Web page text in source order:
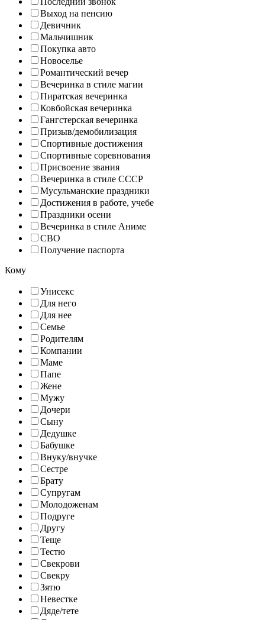
Выход на пенсию
Девичник
Мальчишник
Покупка авто
Новоселье
Романтический вечер
Вечеринка в стиле магии
Пиратская вечеринка
Ковбойская вечеринка
Гангстерская вечеринка
Призыв/демобилизация
Спортивные достижения
Спортивные соревнования
Присвоение звания
Вечеринка в стиле СССР
Мусульманские праздники
Достижения в работе, учебе
Праздники осени
Вечеринка в стиле Аниме
СВО
Получение паспорта
Кому
Унисекс
Для него
Для нее
Семье
Родителям
Компании
Маме
Папе
Жене
Мужу
Дочери
Сыну
Дедушке
Бабушке
Внуку/внучке
Сестре
Брату
Супругам
Молодоженам
Подруге
Другу
Теще
Тестю
Свекрови
Свекру
Зятю
Невестке
Дяде/тете